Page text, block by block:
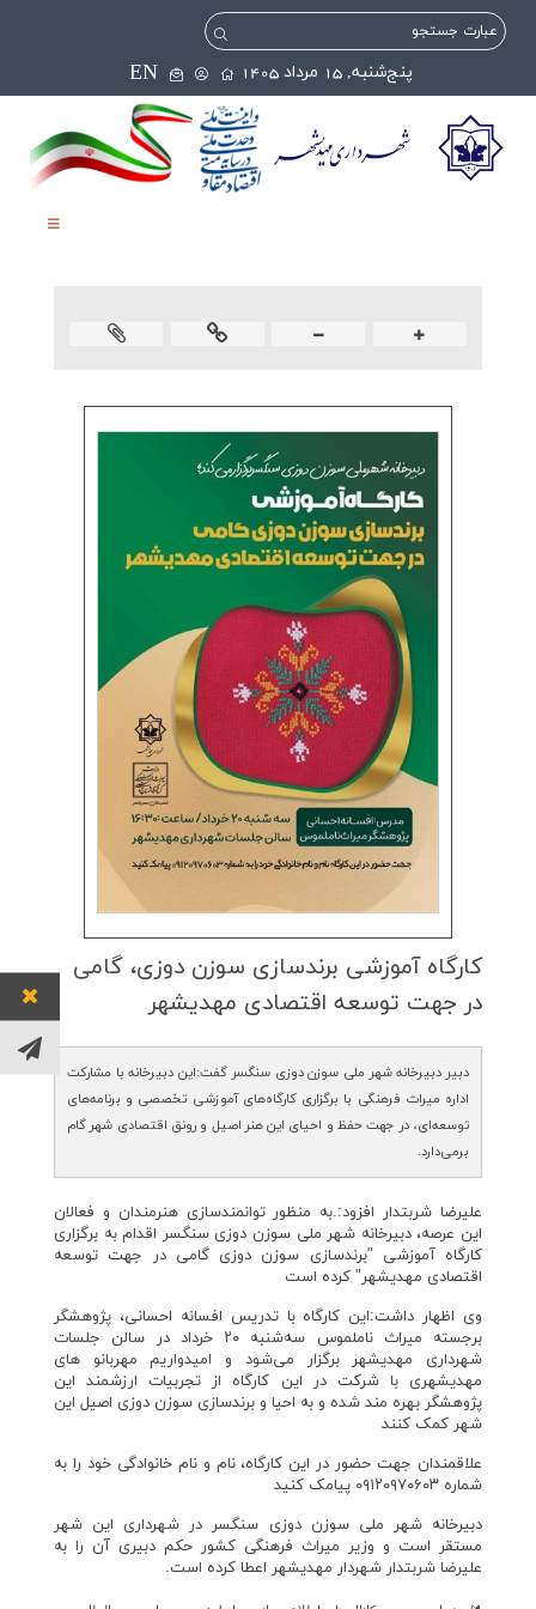
پنج‌شنبه, 15 مرداد 1405 EN
كارگاه آموزشی برندسازی سوزن دوزی، گامی
در جهت توسعه اقتصادی مهدیشهر
دبیر دبیرخانه شهر ملی سوزن دوزی سنگسر گفت:این دبیرخانه با مشارکت
اداره میراث فرهنگی با برگزاری کارگاه‌های آموزشی تخصصی و برنامه‌های
توسعه‌ای، در جهت حفظ و احیای این هنر اصیل و رونق اقتصادی شهر گام
برمی‌دارد.
علیرضا شربتدار افزود:.به منظور توانمندسازی هنرمندان و فعالان
این عرصه، دبیرخانه شهر ملی سوزن دوزی سنگسر اقدام به برگزاری
کارگاه آموزشی "برندسازی سوزن دوزی گامی در جهت توسعه
اقتصادی مهدیشهر" کرده است
وی اظهار داشت:این کارگاه با تدریس افسانه احسانی، پژوهشگر
برجسته میراث ناملموس سه‌شنبه ۲۰ خرداد در سالن جلسات
شهرداری مهدیشهر برگزار می‌شود و امیدواریم مهربانو های
مهدیشهری با شرکت در این کارگاه از تجربیات ارزشمند این
پژوهشگر بهره مند شده و به احیا و برندسازی سوزن دوزی اصیل این
شهر کمک کنند
علاقمندان جهت حضور در این کارگاه، نام و نام خانوادگی خود را به
شماره ۰۹۱۲۰۹۷۰۶۰۳ پیامک کنید
دبیرخانه شهر ملی سوزن دوزی سنگسر در شهرداری این شهر
مستقر است و وزیر میراث فرهنگی کشور حکم دبیری آن را به
علیرضا شربتدار شهردار مهدیشهر اعطا کرده است.